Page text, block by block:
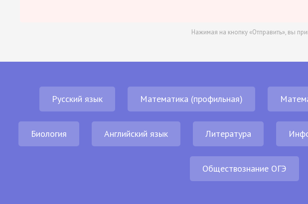
Нажимая на кнопку «Отправить», вы
Русский язык Математика (профильная)
Биология Английский язык Литература
Обществознание ОГЭ